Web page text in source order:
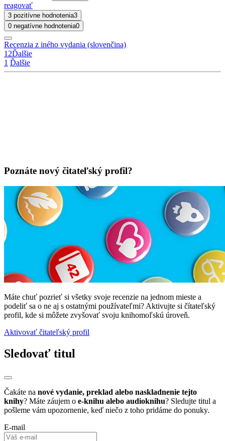
reagovať
3 pozitívne hodnotenia3
0 negatívne hodnotenia0
Recenzia z iného vydania (slovenčina)
1 2Ďalšie
1 Ďalšie
Poznáte nový čitateľský profil?
Máte chuť pozrieť si všetky svoje recenzie na jednom mieste a
podeliť sa o ne aj s ostatnými používateľmi? Aktivujte si čítateľský
profil, kde si môžete zvyšovať svoju knihomoľskú úroveň.
Aktivovať čitateľský profil
Sledovať titul
Čakáte na nové vydanie, preklad alebo naskladnenie tejto
knihy? Máte záujem o e-knihu alebo audioknihu? Sledujte titul a
pošleme vám upozornenie, keď niečo z toho pridáme do ponuky.
E-mail